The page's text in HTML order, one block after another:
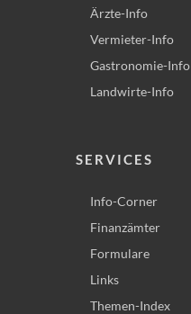
Ärzte-Info
Vermieter-Info
Gastronomie-Info
Landwirte-Info
SERVICES
Info-Corner
Finanzämter
Formulare
Links
Themen-Index